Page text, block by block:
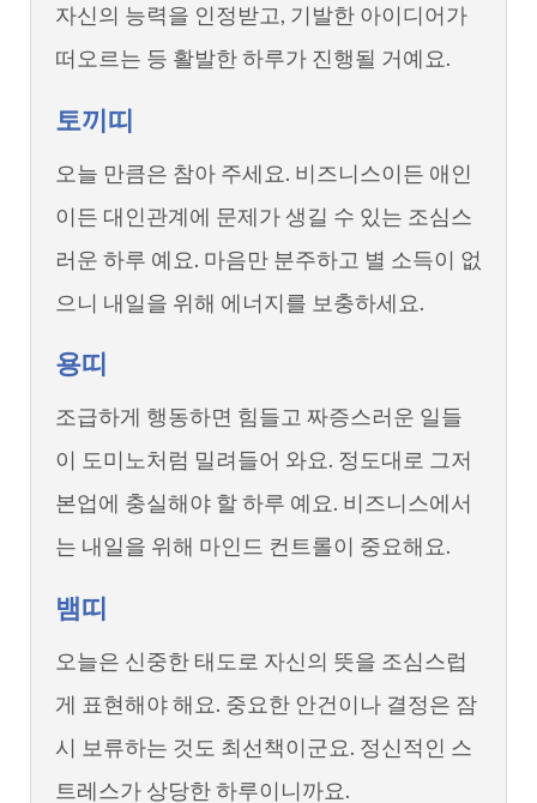
자신의 능력을 인정받고, 기발한 아이디어가
떠오르는 등 활발한 하루가 진행될 거예요.
토끼띠
오늘 만큼은 참아 주세요. 비즈니스이든 애인
이든 대인관계에 문제가 생길 수 있는 조심스
러운 하루 예요. 마음만 분주하고 별 소득이 없
으니 내일을 위해 에너지를 보충하세요.
용띠
조급하게 행동하면 힘들고 짜증스러운 일들
이 도미노처럼 밀려들어 와요. 정도대로 그저
본업에 충실해야 할 하루 예요. 비즈니스에서
는 내일을 위해 마인드 컨트롤이 중요해요.
뱀띠
오늘은 신중한 태도로 자신의 뜻을 조심스럽
게 표현해야 해요. 중요한 안건이나 결정은 잠
시 보류하는 것도 최선책이군요. 정신적인 스
트레스가 상당한 하루이니까요.